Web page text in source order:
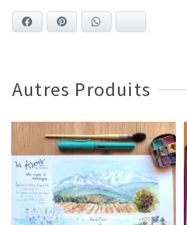
Facebook Pinterest
Autres Produits